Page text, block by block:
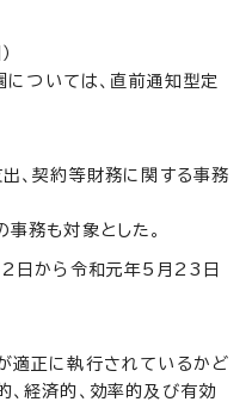
については、直前通知型定
、契約等財務に関する事務
務も対象とした。
から令和元年5月23日
適正に執行されているかど
、経済的、効率的及び有効